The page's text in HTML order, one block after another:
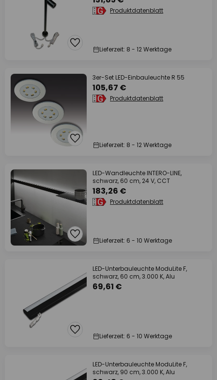
Produktdatenblatt
Lieferzeit: 8 - 12 Werktage
3er-Set LED-Einbauleuchte R 55
105,67 €
Produktdatenblatt
Lieferzeit: 8 - 12 Werktage
LED-Wandleuchte INTERO-LINE,
schwarz, 60 cm, 24 V, CCT
183,26 €
Produktdatenblatt
Lieferzeit: 6 - 10 Werktage
LED-Unterbauleuchte ModuLite F,
schwarz, 60 cm, 3.000 K, Alu
69,61 €
Lieferzeit: 6 - 10 Werktage
LED-Unterbauleuchte ModuLite F,
schwarz, 90 cm, 3.000 K, Alu